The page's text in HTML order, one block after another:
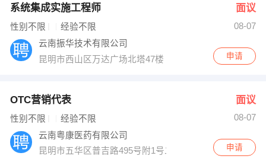
系统集成实施工程师 面议
性别不限 经验不限
08-07
云南振华技术有限公司
昆明市西山区万达广场北塔47楼
申请
OTC营销代表 面议
性别不限 经验不限
08-07
云南粤康医药有限公司
昆明市五华区普吉路495号附1号二栋
申请